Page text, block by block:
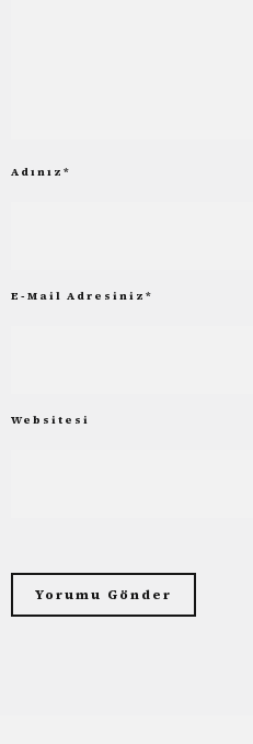
Adınız *
E-Mail Adresiniz *
Websitesi